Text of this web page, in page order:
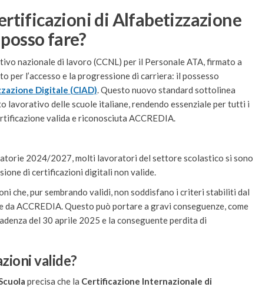
di Alfabetizzazione
fare?
nazionale di lavoro (CCNL) per il Personale ATA, firmato a
l’accesso e la progressione di carriera: il possesso
Digitale (CIAD). Questo nuovo standard sottolinea
lavorativo delle scuole italiane, rendendo essenziale per tutti i
valida e riconosciuta ACCREDIA.
2024/2027, molti lavoratori del settore scolastico si sono
di certificazioni digitali non valide.
che, pur sembrando validi, non soddisfano i criteri stabiliti dal
ACCREDIA. Questo può portare a gravi conseguenze, come
del 30 aprile 2025 e la conseguente perdita di
valide?
precisa che la Certificazione Internazionale di